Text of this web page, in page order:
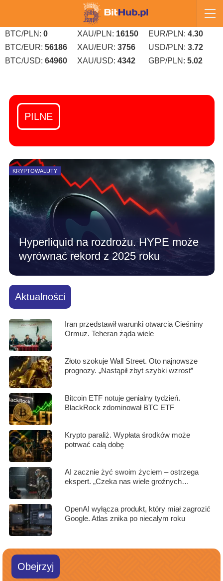
BTC/PLN: 0
BTC/EUR: 56186
BTC/USD: 64960
XAU/PLN: 16150
XAU/EUR: 3756
XAU/USD: 4342
EUR/PLN: 4.30
USD/PLN: 3.72
GBP/PLN: 5.02
PILNE
KRYPTOWALUTY
Hyperliquid na rozdrożu. HYPE może
wyrównać rekord z 2025 roku
Aktualności
Iran przedstawił warunki otwarcia Cieśniny
Ormuz. Teheran żąda wiele
Złoto szokuje Wall Street. Oto najnowsze
prognozy. „Nastąpił zbyt szybki wzrost”
Bitcoin ETF notuje genialny tydzień.
BlackRock zdominował BTC ETF
Krypto paraliż. Wypłata środków może
potrwać całą dobę
AI zacznie żyć swoim życiem – ostrzega
ekspert. „Czeka nas wiele groźnych…
OpenAI wyłącza produkt, który miał zagrozić
Google. Atlas znika po niecałym roku
Obejrzyj